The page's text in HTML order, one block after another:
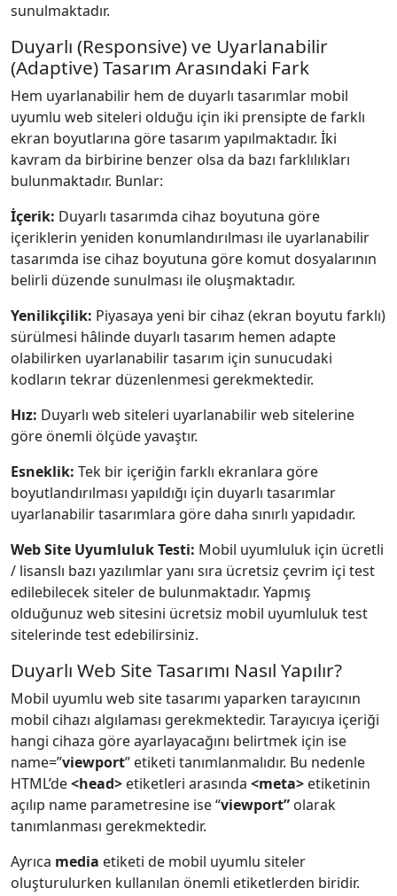
sunulmaktadır.
Duyarlı (Responsive) ve Uyarlanabilir
(Adaptive) Tasarım Arasındaki Fark
Hem uyarlanabilir hem de duyarlı tasarımlar mobil
uyumlu web siteleri olduğu için iki prensipte de farklı
ekran boyutlarına göre tasarım yapılmaktadır. İki
kavram da birbirine benzer olsa da bazı farklılıkları
bulunmaktadır. Bunlar:
İçerik: Duyarlı tasarımda cihaz boyutuna göre
içeriklerin yeniden konumlandırılması ile uyarlanabilir
tasarımda ise cihaz boyutuna göre komut dosyalarının
belirli düzende sunulması ile oluşmaktadır.
Yenilikçilik: Piyasaya yeni bir cihaz (ekran boyutu farklı)
sürülmesi hâlinde duyarlı tasarım hemen adapte
olabilirken uyarlanabilir tasarım için sunucudaki
kodların tekrar düzenlenmesi gerekmektedir.
Hız: Duyarlı web siteleri uyarlanabilir web sitelerine
göre önemli ölçüde yavaştır.
Esneklik: Tek bir içeriğin farklı ekranlara göre
boyutlandırılması yapıldığı için duyarlı tasarımlar
uyarlanabilir tasarımlara göre daha sınırlı yapıdadır.
Web Site Uyumluluk Testi: Mobil uyumluluk için ücretli
/ lisanslı bazı yazılımlar yanı sıra ücretsiz çevrim içi test
edilebilecek siteler de bulunmaktadır. Yapmış
olduğunuz web sitesini ücretsiz mobil uyumluluk test
sitelerinde test edebilirsiniz.
Duyarlı Web Site Tasarımı Nasıl Yapılır?
Mobil uyumlu web site tasarımı yaparken tarayıcının
mobil cihazı algılaması gerekmektedir. Tarayıcıya içeriği
hangi cihaza göre ayarlayacağını belirtmek için ise
name=”viewport” etiketi tanımlanmalıdır. Bu nedenle
HTML’de<head> etiketleri arasında <meta> etiketinin
açılıp name parametresine ise “viewport” olarak
tanımlanması gerekmektedir.
Ayrıca media etiketi de mobil uyumlu siteler
oluşturulurken kullanılan önemli etiketlerden biridir.